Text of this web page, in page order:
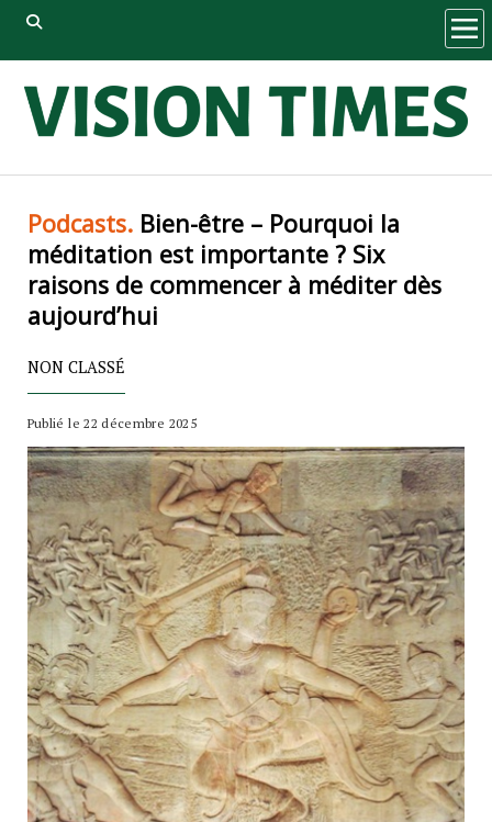
Podcasts.Bien-être – Pourquoi la
méditation est importante ? Six
raisons de commencer à méditer dès
aujourd’hui
NON CLASSÉ
Publié le 22 décembre 2025